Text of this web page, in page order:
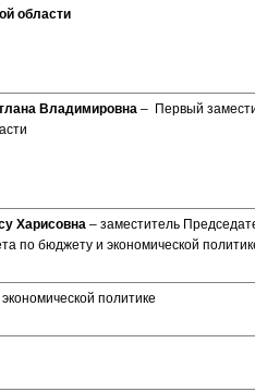
области
Владимировна – Первый
Харисовна – заместитель
по бюджету и экономической
политике